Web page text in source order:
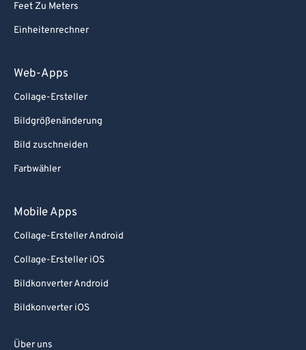
Feet Zu Meters
Einheitenrechner
Web-Apps
Collage-Ersteller
Bildgrößenänderung
Bild zuschneiden
Farbwähler
Mobile Apps
Collage-Ersteller Android
Collage-Ersteller iOS
Bildkonverter Android
Bildkonverter iOS
Über uns